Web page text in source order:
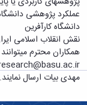
دانشگاه
ساختار
سازمانی
سازمان
دانشگاه
حوزه
ریاست
درخشان
دانشجویان
غیرایرانی
مهمانی
و
انتقال
حمایت‌های
تحصیلی
پردیس
علم
و
فناوری
مراکز
تحقیقات
و فناوری
و
علوم
نفت
علوم
انسانی
هنر
و
کارکنان
مهمانسرای
دانشگاه
رفاهی
دانشجویان
مدیریت
امور
فارغ
التحصیلان
فوق
برنامه
فعالیت‌های
دانشجویی
انجمن‌های
پایگاه
خبری
بسنا
عملکرد پژوهشی دانشگاه در 40 سال بعد از انقلاب
دانشگاه کارآفرین
نقش انقلاب اسلامی
مهدی بیات ارسال نمایند.